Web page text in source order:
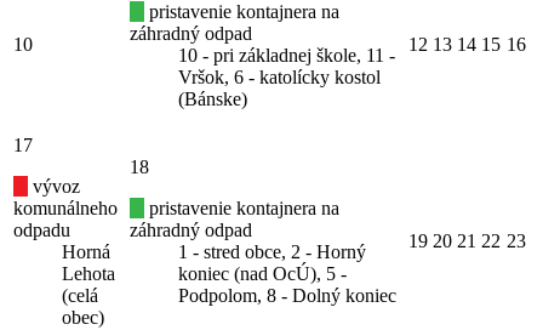
10
pristavenie kontajnera na
záhradný odpad
10 - pri základnej škole, 11 -
Vršok, 6 - katolícky kostol
(Bánske)
12 13 14 15 16
17
vývoz
komunálneho
odpadu
Horná
Lehota
(celá
obec)
18
pristavenie kontajnera na
záhradný odpad
1 - stred obce, 2 - Horný
koniec (nad OcÚ), 5 -
Podpolom, 8 - Dolný koniec
19 20 21 22 23